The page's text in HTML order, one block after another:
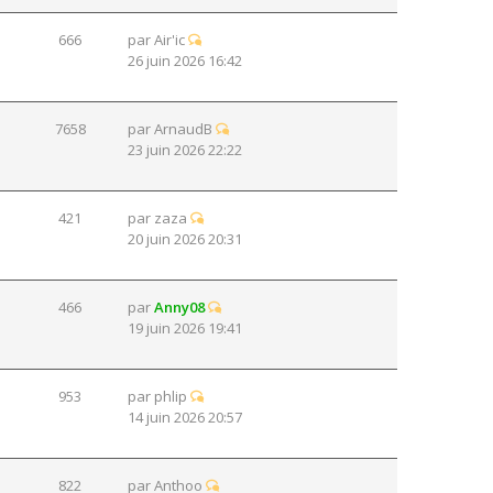
666 parAir'ic
26 juin 2026 16:42
7658 parArnaudB
23 juin 2026 22:22
421 par zaza
20 juin 2026 20:31
466 parAnny08
19 juin 2026 19:41
953 par phlip
14 juin 2026 20:57
822 parAnthoo